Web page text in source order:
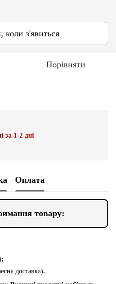
коли з'явиться
Порівняти
за 1-2 дні
Оплата
товару:
;
доставка).